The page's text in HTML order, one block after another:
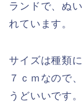
ランドで、ぬ
れています。
サイズは種類
７ｃｍなので
うどいいです。